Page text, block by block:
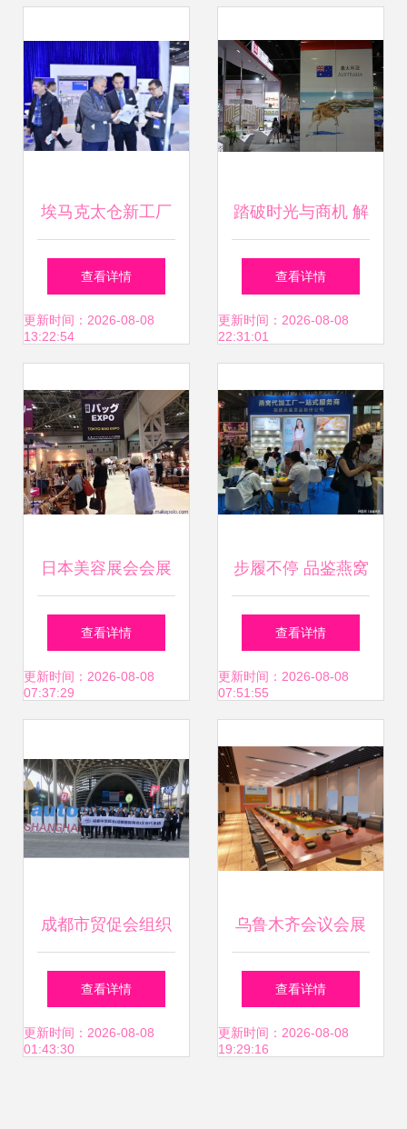
埃马克太仓新工厂
盛大开业 迁址扩建
面积翻倍，服务功
查看详情
更新时间：2026-08-08
13:22:54
踏破时光与商机 解
读第九届中国国际
旅游商品博览会会
查看详情
更新时间：2026-08-08
22:31:01
日本美容展会会展
服务 专业与创新并
重的一站式体验
查看详情
更新时间：2026-08-08
07:37:29
步履不停 品鉴燕窝
工厂亮相2024第32
届广州国际大健康
服务诠释行业标杆
查看详情
更新时间：2026-08-08
07:51:55
成都市贸促会组织
企业参加上海国际
汽车零配件、维修
查看详情
更新时间：2026-08-08
01:43:30
乌鲁木齐会议会展
服务全指南 打造成
功商务活动的关键
查看详情
更新时间：2026-08-08
19:29:16